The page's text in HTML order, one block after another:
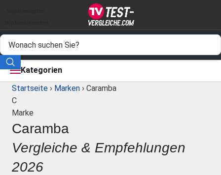
Kategorien
Elektronik
Freizeit
Haushalt
Mode
Service
Startseite › Marken › Caramba
C
Marke
Caramba
Vergleiche & Empfehlungen
2026